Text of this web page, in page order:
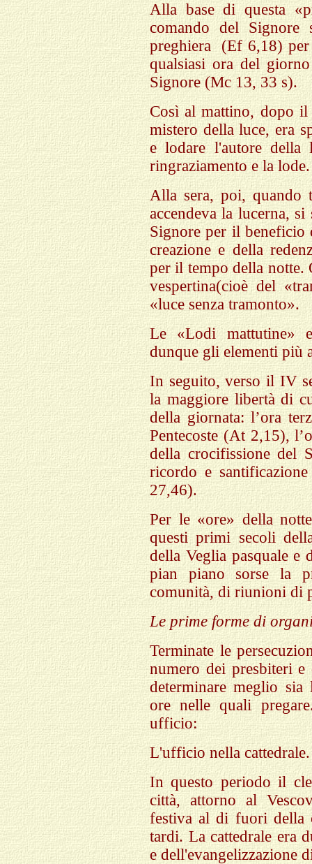
Alla base di questa
comando del Signore
preghiera
(Ef 6,18) per
qualsiasi ora del
Signore (Mc 13, 33 s).
Così al mattino, dopo
mistero della luce, era
e lodare l'autore
ringraziamento e la lode.
Alla sera, poi, quando
accendeva la lucerna,
Signore per il
creazione e della
per il tempo della notte.
vespertina(cioè del
«luce senza tramonto».
Le «Lodi mattutine»
dunque gli elementi più
In seguito, verso il IV
la maggiore libertà di
della giornata: l’ora
Pentecoste (At 2,15),
della crocifissione del
ricordo e
27,46).
Per le «ore» della
questi primi secoli
della Veglia pasquale e
pian piano sorse la
comunità, di riunioni di
Le prime forme di
Terminate le
numero dei presbiteri
determinare meglio
ore nelle quali
ufficio:
L'ufficio nella cattedrale.
In questo periodo il
città, attorno al
festiva al di fuori della
tardi. La cattedrale era
e dell'evangelizzazione